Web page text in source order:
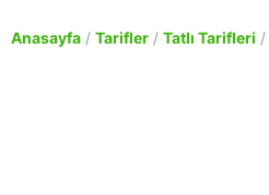
Anasayfa / Tarifler / Tatlı Tarifleri /